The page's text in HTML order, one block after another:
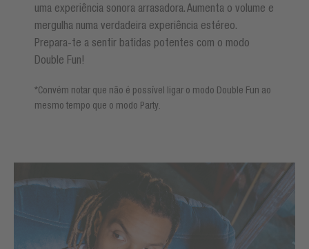
uma experiência sonora arrasadora. Aumenta o volume e
mergulha numa verdadeira experiência estéreo.
Prepara-te a sentir batidas potentes com o modo
Double Fun!
*Convém notar que não é possível ligar o modo Double Fun ao
mesmo tempo que o modo Party.